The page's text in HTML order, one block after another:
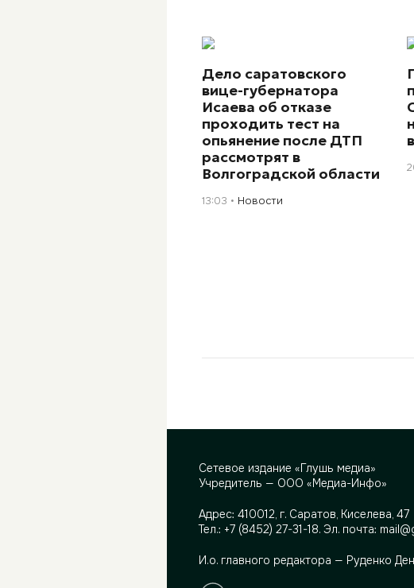
Дело саратовского
вице-губернатора
Исаева об отказе
проходить тест на
опьянение после ДТП
рассмотрят в
Волгоградской области
13:03 Новости
Сетевое издание «Глушь медиа»
Учредитель — ООО «Медиа-Инфо»
Адрес: 410012, г. Саратов, Киселева, 47
Тел.: +7 (8452) 27-31-18. Эл. почта:
И.о. главного редактора — Руденко